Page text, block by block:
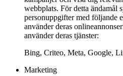
webbplats. För detta ändamål
personuppgifter med följande
använder deras
använder deras tjänster:
Bing, Criteo, Meta, Google,
Marketing